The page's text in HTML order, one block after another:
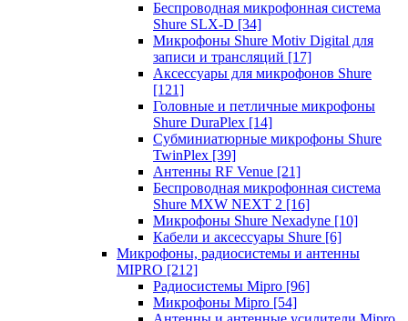
Беспроводная микрофонная система
Shure SLX-D [34]
Микрофоны Shure Motiv Digital для
записи и трансляций [17]
Аксессуары для микрофонов Shure
[121]
Головные и петличные микрофоны
Shure DuraPlex [14]
Субминиатюрные микрофоны Shure
TwinPlex [39]
Антенны RF Venue [21]
Беспроводная микрофонная система
Shure MXW NEXT 2 [16]
Микрофоны Shure Nexadyne [10]
Кабели и аксессуары Shure [6]
Микрофоны, радиосистемы и антенны
MIPRO [212]
Радиосистемы Mipro [96]
Микрофоны Mipro [54]